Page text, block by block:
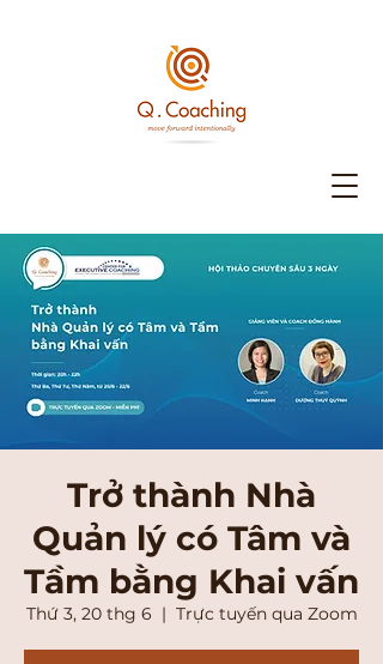
Trở thành Nhà
Quản lý có Tâm và
Tầm bằng Khai vấn
Thứ 3, 20 thg 6
  |
Trực tuyến qua Zoom